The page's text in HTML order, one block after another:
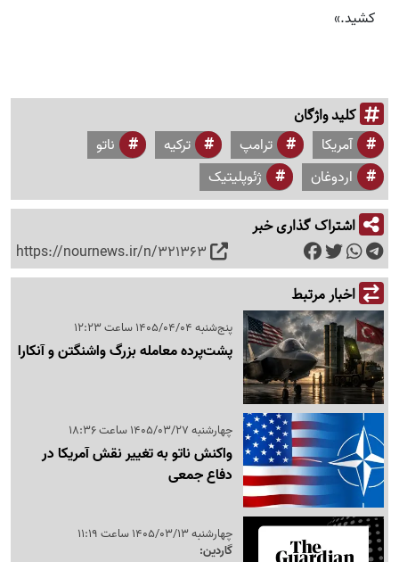
کشید.»
کلید واژگان
آمریکا ترامپ ترکیه
ناتو
اردوغان
ژئوپلیتیک
اشتراک گذاری خبر
https://nournews.ir/n/321363
اخبار مرتبط
پنج‌شنبه 1405/04/04 ساعت 12:23
پشت‌پرده معامله بزرگ واشنگتن و آنکارا
چهارشنبه 1405/03/27 ساعت 18:36
واکنش ناتو به تغییر نقش آمریکا در
دفاع جمعی
چهارشنبه 1405/03/13 ساعت 11:19
گاردین: